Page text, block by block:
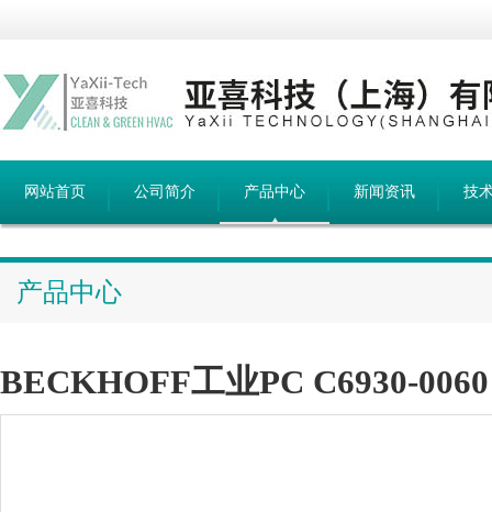
网站首页 公司简介 产品中心 新闻资讯 技
产品中心
BECKHOFF工业PC C6930-0060